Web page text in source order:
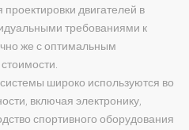
двигателей в
требованиями к
же с оптимальным
широко используются во
включая электронику,
спортивного оборудования